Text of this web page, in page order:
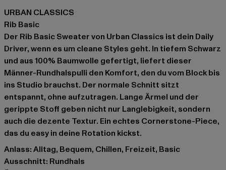
URBAN CLASSICS
Rib Basic
Der Rib Basic Sweater von Urban Classics ist dein Daily
Driver, wenn es um cleane Styles geht. In tiefem Schwarz
und aus 100% Baumwolle gefertigt, liefert dieser
Männer-Rundhalspulli den Komfort, den du vom Block bis
ins Studio brauchst. Der normale Schnitt sitzt
entspannt, ohne aufzutragen. Lange Ärmel und der
gerippte Stoff geben nicht nur Langlebigkeit, sondern
auch die dezente Textur. Ein echtes Cornerstone-Piece,
das du easy in deine Rotation kickst.
Anlass: Alltag, Bequem, Chillen, Freizeit, Basic
Ausschnitt: Rundhals